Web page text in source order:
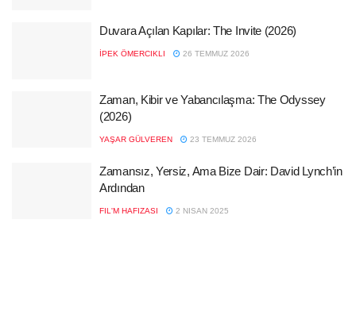
Duvara Açılan Kapılar: The Invite (2026)
İPEK ÖMERCIKLI 26 TEMMUZ 2026
Zaman, Kibir ve Yabancılaşma: The Odyssey
(2026)
YAŞAR GÜLVEREN 23 TEMMUZ 2026
Zamansız, Yersiz, Ama Bize Dair: David Lynch’in
Ardından
FIL'M HAFIZASI 2 NISAN 2025